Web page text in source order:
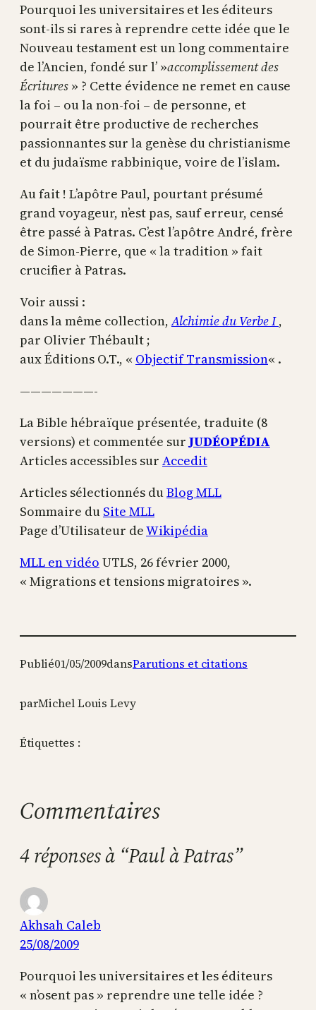
Pourquoi les universitaires et les éditeurs
sont-ils si rares à reprendre cette idée que le
Nouveau testament est un long commentaire
de l’Ancien, fondé sur l’ »accomplissement des
Écritures » ? Cette évidence ne remet en cause
la foi – ou la non-foi – de personne, et
pourrait être productive de recherches
passionnantes sur la genèse du christianisme
et du judaïsme rabbinique, voire de l’islam.
Au fait ! L’apôtre Paul, pourtant présumé
grand voyageur, n’est pas, sauf erreur, censé
être passé à Patras. C’est l’apôtre André, frère
de Simon-Pierre, que « la tradition » fait
crucifier à Patras.
Voir aussi :
dans la même collection,Alchimie du Verbe I,
par Olivier Thébault ;
aux Éditions O.T., « Objectif Transmission« .
———————-
La Bible hébraïque présentée, traduite (8
versions) et commentée surJUDÉOPÉDIA
Articles accessibles sur Accedit
Articles sélectionnés duBlog MLL
Sommaire du Site MLL
Page d’Utilisateur deWikipédia
MLL en vidéo UTLS, 26 février 2000,
« Migrations et tensions migratoires ».
Publié01/05/2009dansParutions et citations
parMichel Louis Levy
Étiquettes :
Commentaires
4 réponses à “Paul à Patras”
Akhsah Caleb
25/08/2009
Pourquoi les universitaires et les éditeurs
« n’osent pas » reprendre une telle idée ?